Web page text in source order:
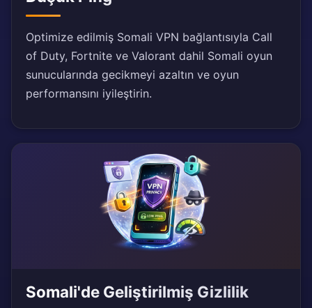
Optimize edilmiş Somali VPN bağlantısıyla Call
of Duty, Fortnite ve Valorant dahil Somali oyun
sunucularında gecikmeyi azaltın ve oyun
performansını iyileştirin.
Somali'de Geliştirilmiş Gizlilik